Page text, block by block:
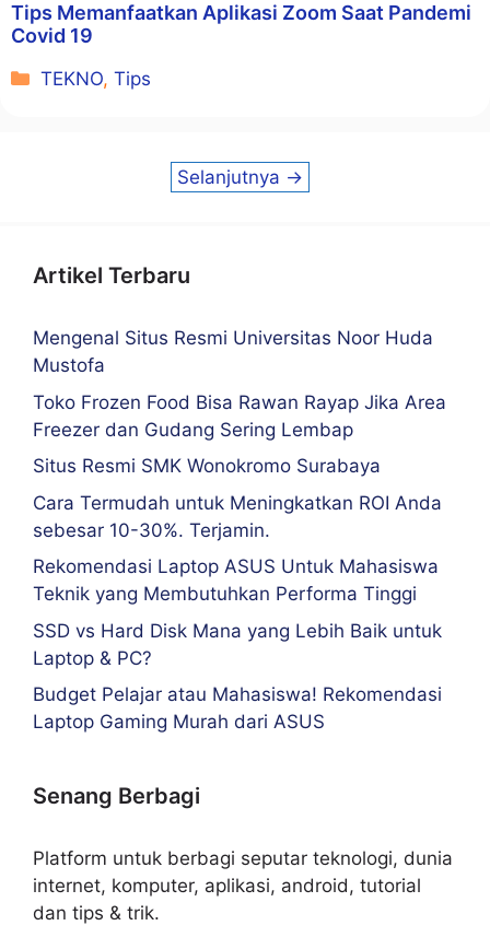
Tips Memanfaatkan Aplikasi Zoom Saat Pandemi
Covid 19
Kategori
TEKNO,Tips
Selanjutnya →
Artikel Terbaru
Mengenal Situs Resmi Universitas Noor Huda
Mustofa
Toko Frozen Food Bisa Rawan Rayap Jika Area
Freezer dan Gudang Sering Lembap
Situs Resmi SMK Wonokromo Surabaya
Cara Termudah untuk Meningkatkan ROI Anda
sebesar 10-30%. Terjamin.
Rekomendasi Laptop ASUS Untuk Mahasiswa
Teknik yang Membutuhkan Performa Tinggi
SSD vs Hard Disk Mana yang Lebih Baik untuk
Laptop & PC?
Budget Pelajar atau Mahasiswa! Rekomendasi
Laptop Gaming Murah dari ASUS
Senang Berbagi
Platform untuk berbagi seputar teknologi, dunia
internet, komputer, aplikasi, android, tutorial
dan tips & trik.